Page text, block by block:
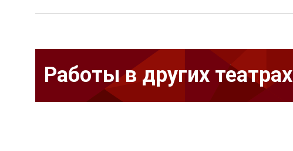
Работы в других театрах